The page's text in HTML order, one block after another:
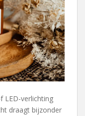
LED-verlichting
draagt bijzonder